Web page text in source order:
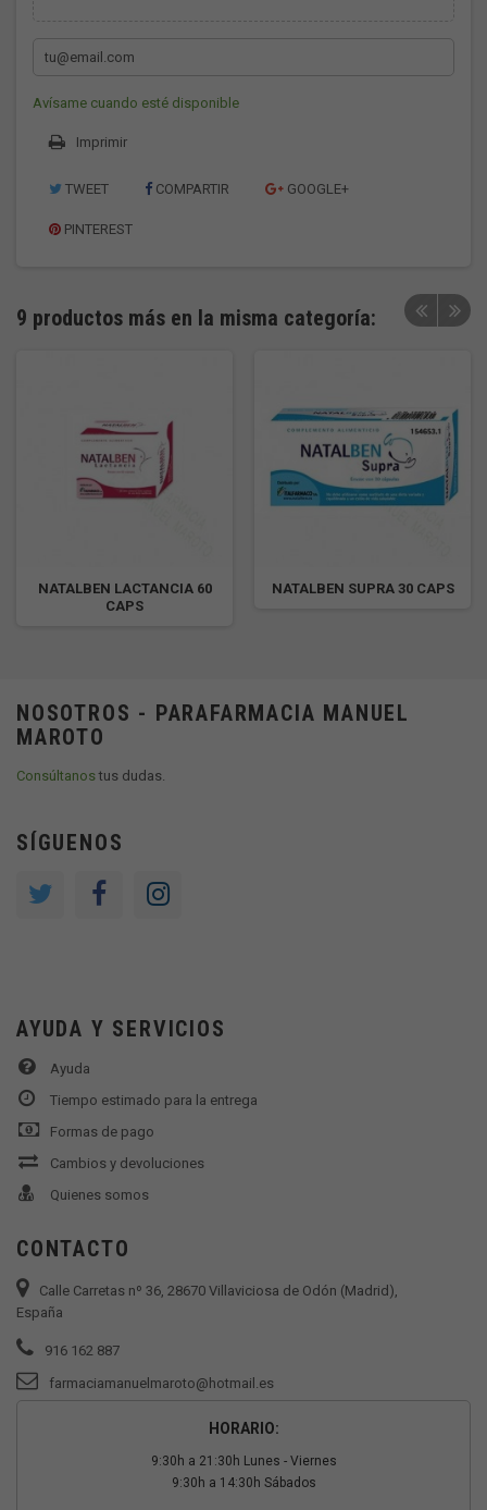
Avísame cuando esté disponible
Imprimir
TWEET COMPARTIR GOOGLE+
PINTEREST
9 productos más en la misma categoría:
NATALBEN LACTANCIA 60
CAPS
NATALBEN SUPRA 30 CAPS
NOSOTROS - PARAFARMACIA MANUEL
MAROTO
Consúltanostus dudas.
SÍGUENOS
AYUDA Y SERVICIOS
Ayuda
Tiempo estimado para la entrega
Formas de pago
Cambios y devoluciones
Quienes somos
CONTACTO
Calle Carretas nº 36, 28670 Villaviciosa de Odón (Madrid),
España
916 162 887
farmaciamanuelmaroto@hotmail.es
HORARIO:
9:30h a 21:30h Lunes - Viernes
9:30h a 14:30h Sábados